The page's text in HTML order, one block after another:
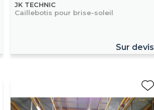
JK TECHNIC
Caillebotis pour brise-soleil
Sur devis